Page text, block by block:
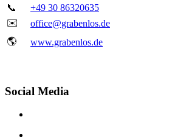
📞
+49 30 86320635
✉️
office@grabenlos.de
🌎
www.grabenlos.de
Social Media